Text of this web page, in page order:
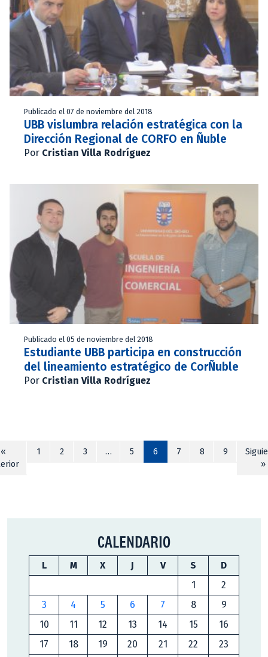
Publicado el 07 de noviembre del 2018
UBB vislumbra relación estratégica con la
Dirección Regional de CORFO en Ñuble
Por Cristian Villa Rodríguez
Publicado el 05 de noviembre del 2018
Estudiante UBB participa en construcción
del lineamiento estratégico de CorÑuble
Por Cristian Villa Rodríguez
«
1 2 3 … 5 6 7 8 9
»
CALENDARIO
L M X J V S
D
1
2
3
4 5 6 7 8
9
10
11 12 13 14 15
16
17
18 19 20 21 22
23